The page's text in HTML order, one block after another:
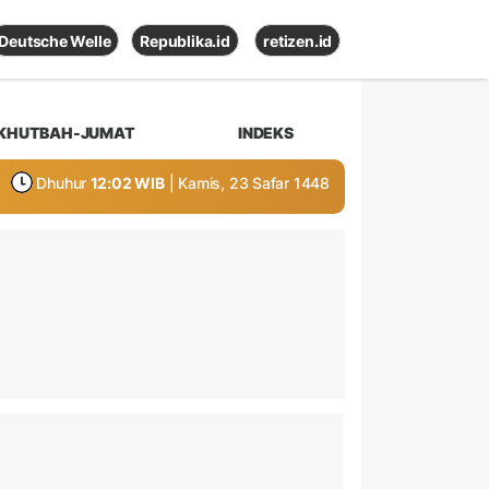
Deutsche Welle Republika.id retizen.id
JUMAT INDEKS
Dhuhur 12:02 WIB | Kamis, 23 Safar 1448